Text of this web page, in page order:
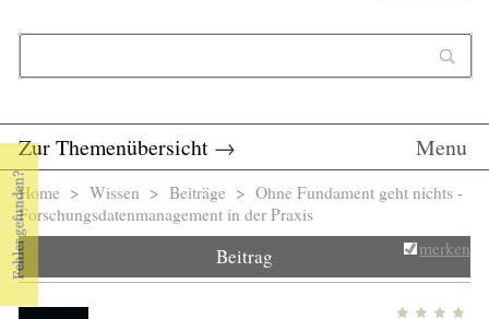
Zur Themenübersicht → Menu
Sie sind hier
Home > Wissen > Beiträge > Ohne Fundament geht nichts -
Forschungsdatenmanagement in der Praxis
Beitrag merken